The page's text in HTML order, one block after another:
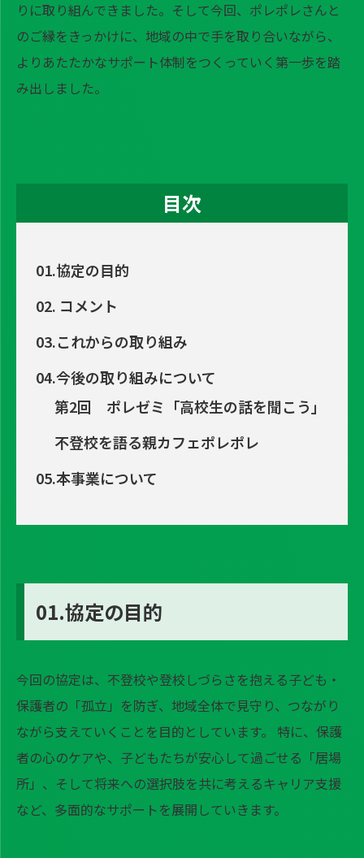
りに取り組んできました。そして今回、ポレポレさんと
のご縁をきっかけに、地域の中で手を取り合いながら、
よりあたたかなサポート体制をつくっていく第一歩を踏
み出しました。
目次
01.協定の目的
02. コメント
03.これからの取り組み
04.今後の取り組みについて
第2回 ポレゼミ「高校生の話を聞こう」
不登校を語る親カフェポレポレ
05.本事業について
01.協定の目的
今回の協定は、不登校や登校しづらさを抱える子ども・
保護者の「孤立」を防ぎ、地域全体で見守り、つながり
ながら支えていくことを目的としています。 特に、保護
者の心のケアや、子どもたちが安心して過ごせる「居場
所」、そして将来への選択肢を共に考えるキャリア支援
など、多面的なサポートを展開していきます。